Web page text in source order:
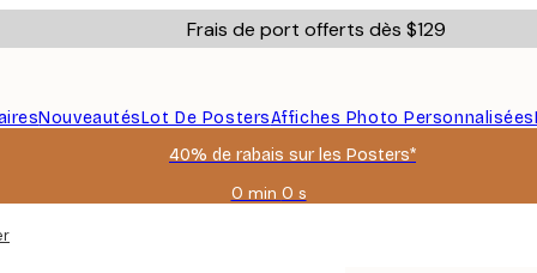
Frais de port offerts dès $129
NouveautésLot De PostersAffiches Photo Personnalisées
40% de rabais sur les Posters*
0 min 0 s
Valable